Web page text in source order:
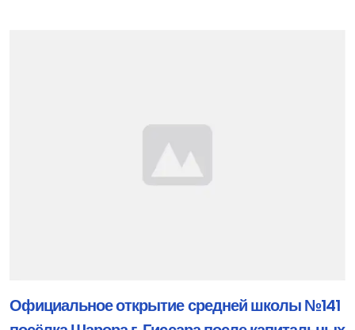
Официальное открытие средней школы №141